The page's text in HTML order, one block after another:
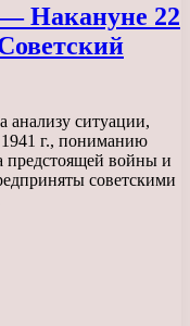
Накануне 22
анализу ситуации,
г., пониманию
предстоящей войны и
советскими